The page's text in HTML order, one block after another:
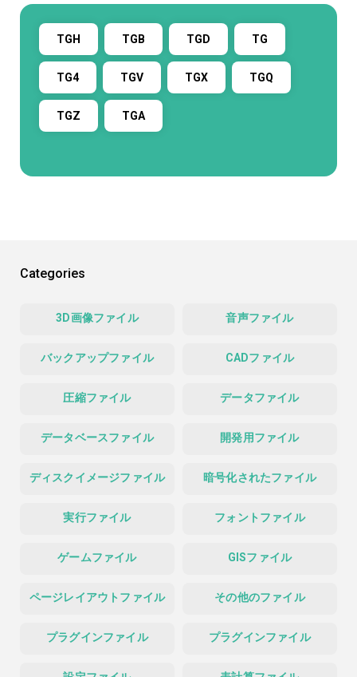
TGH TGB TGD TG
TG4 TGV TGX TGQ
TGZ TGA
Categories
3D画像ファイル 音声ファイル
バックアップファイル CADファイル
圧縮ファイル データファイル
データベースファイル 開発用ファイル
ディスクイメージファイル 暗号化されたファイル
実行ファイル フォントファイル
ゲームファイル GISファイル
ページレイアウトファイル その他のファイル
プラグインファイル プラグインファイル